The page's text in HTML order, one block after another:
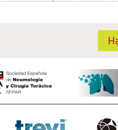
década. El
actúa mediante